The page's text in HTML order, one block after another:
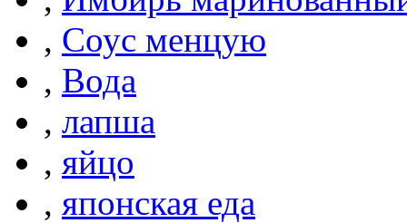
, Cоус менцую
, Вода
, лапша
, яйцо
, японская еда